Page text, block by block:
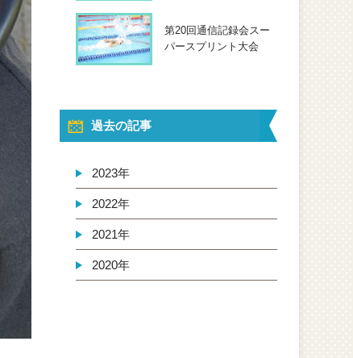
第20回通信記録会スー
パースプリント大会
過去の記事
2023年
2022年
2021年
2020年